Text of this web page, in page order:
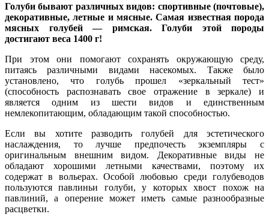
Голуби бывают различных видов: спортивные (почтовые),
декоративные, летные и мясные. Самая известная порода
мясных голубей — римская. Голуби этой породы
достигают веса 1400 г!
При этом они помогают сохранять окружающую среду,
питаясь различными видами насекомых. Также было
установлено, что голубь прошел «зеркальный тест»
(способность распознавать свое отражение в зеркале) и
является одним из шести видов и единственным
немлекопитающим, обладающим такой способностью.
Если вы хотите разводить голубей для эстетического
наслаждения, то лучше предпочесть экземпляры с
оригинальным внешним видом. Декоративные виды не
обладают хорошими летными качествами, поэтому их
содержат в вольерах. Особой любовью среди голубеводов
пользуются павлиньи голуби, у которых хвост похож на
павлиний, а оперение может иметь самые разнообразные
расцветки.